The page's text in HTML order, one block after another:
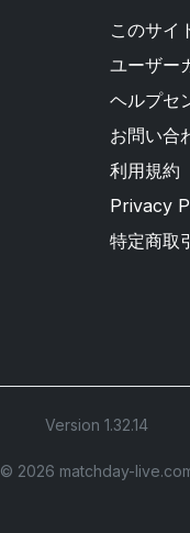
このサイ
ユーザー
ヘルプセ
お問い合
利用規約
Privacy
特定商取
Version 1.32.14
©︎ 2026 matchday-